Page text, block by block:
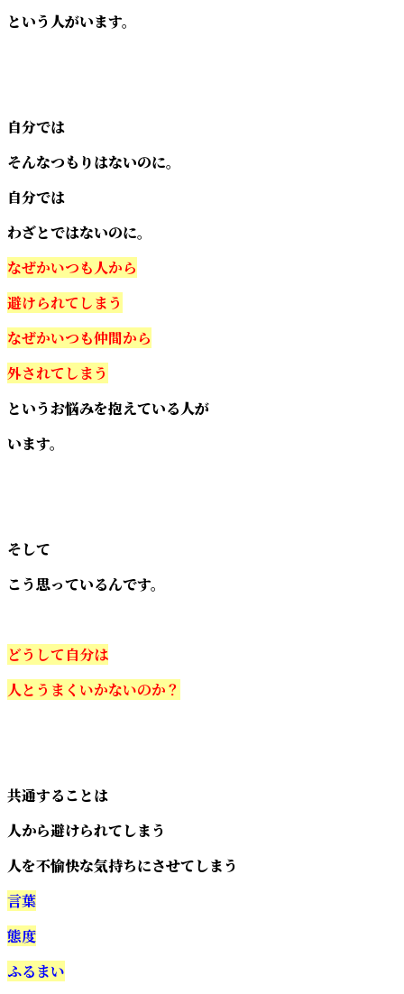
という人がいます。
自分では
そんなつもりはないのに。
自分では
わざとではないのに。
なぜかいつも人から
避けられてしまう
なぜかいつも仲間から
外されてしまう
というお悩みを抱えている人が
います。
そして
こう思っているんです。
どうして自分は
人とうまくいかないのか？
共通することは
人から避けられてしまう
人を不愉快な気持ちにさせてしまう
言葉
態度
ふるまい